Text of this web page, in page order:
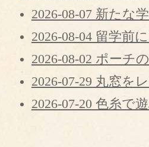
2026-08-07 新たな
2026-08-04 留学前
2026-08-02 ポーチ
2026-07-29 丸窓を
2026-07-20 色糸で